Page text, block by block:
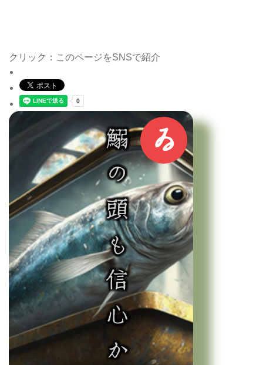
クリック：このページをSNSで紹介
ゐ
鰯の頭も信心から